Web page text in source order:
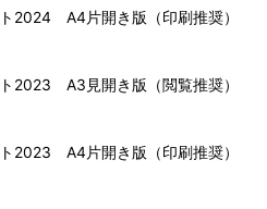
2024 A4片開き版（印刷推奨）
2023 A3見開き版（閲覧推奨）
2023 A4片開き版（印刷推奨）